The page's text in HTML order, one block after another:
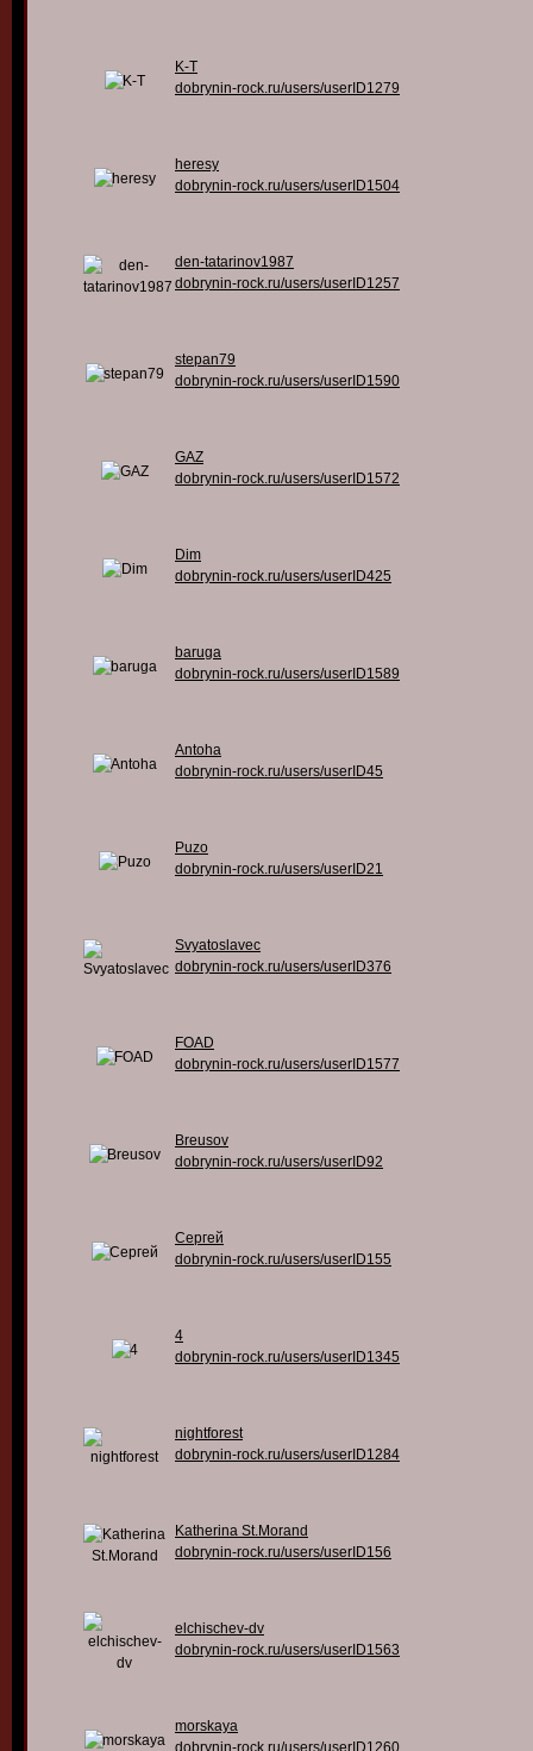
K-T
dobrynin-rock.ru/users/userID1279
heresy
dobrynin-rock.ru/users/userID1504
den-tatarinov1987
dobrynin-rock.ru/users/userID1257
stepan79
dobrynin-rock.ru/users/userID1590
GAZ
dobrynin-rock.ru/users/userID1572
Dim
dobrynin-rock.ru/users/userID425
baruga
dobrynin-rock.ru/users/userID1589
Antoha
dobrynin-rock.ru/users/userID45
Puzo
dobrynin-rock.ru/users/userID21
Svyatoslavec
dobrynin-rock.ru/users/userID376
FOAD
dobrynin-rock.ru/users/userID1577
Breusov
dobrynin-rock.ru/users/userID92
Сергей
dobrynin-rock.ru/users/userID155
4
dobrynin-rock.ru/users/userID1345
nightforest
dobrynin-rock.ru/users/userID1284
Katherina St.Morand
dobrynin-rock.ru/users/userID156
elchischev-dv
dobrynin-rock.ru/users/userID1563
morskaya
dobrynin-rock.ru/users/userID1260